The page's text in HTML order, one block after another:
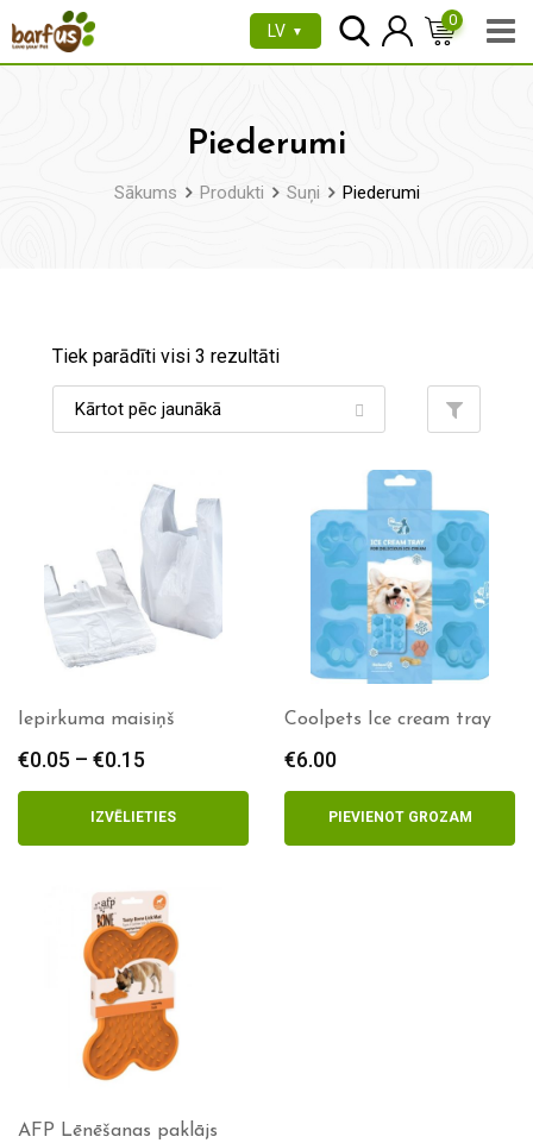
uz
LV ▼
0
Piederumi
Sākums Produkti Suņi Piederumi
Tiek parādīti visi 3 rezultāti
Iepirkuma maisiņš
€0.05 – €0.15
range:
€0.05
through
IZVĒLIETIES
Coolpets Ice cream tray
€6.00
PIEVIENOT GROZAM
AFP Lēnēšanas paklājs